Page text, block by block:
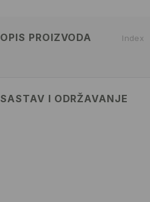
OPIS PROIZVODA
Index
SASTAV I ODRŽAVANJE